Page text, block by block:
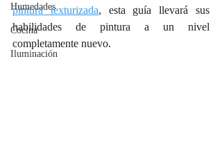
Humedades
Cocina
Iluminación
pintura texturizada, esta guía llevará sus
habilidades de pintura a un nivel
completamente nuevo.